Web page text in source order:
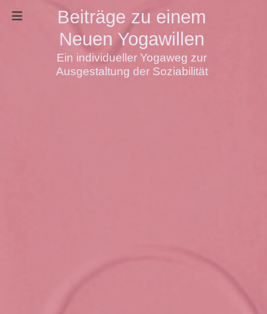
Beiträge zu einem
Neuen Yogawillen
Ein individueller Yogaweg zur
Ausgestaltung der Soziabilität